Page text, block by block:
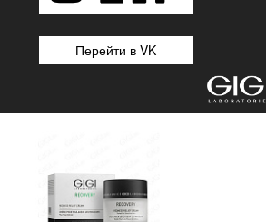
Перейти в VK